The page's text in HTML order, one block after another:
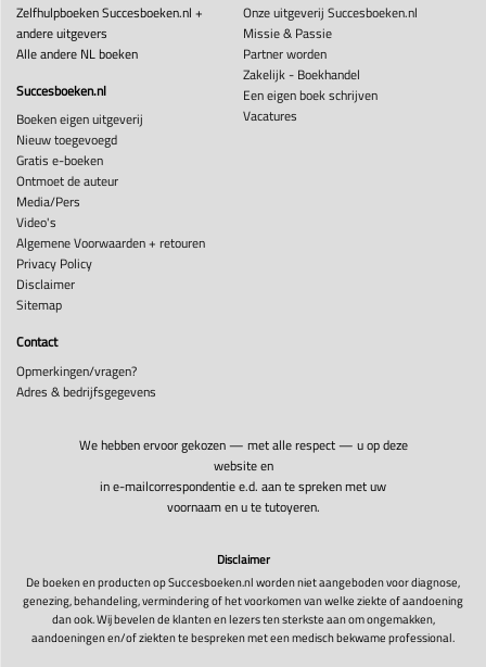
Zelfhulpboeken Succesboeken.nl +
andere uitgevers
Alle andere NL boeken
Succesboeken.nl
Boeken eigen uitgeverij
Nieuw toegevoegd
Gratis e-boeken
Ontmoet de auteur
Media/Pers
Video's
Algemene Voorwaarden + retouren
Privacy Policy
Disclaimer
Sitemap
Onze uitgeverij Succesboeken.nl
Missie & Passie
Partner worden
Zakelijk - Boekhandel
Een eigen boek schrijven
Vacatures
Contact
Opmerkingen/vragen?
Adres & bedrijfsgegevens
We hebben ervoor gekozen — met alle respect — u op deze
website en
in e-mailcorrespondentie e.d. aan te spreken met uw
voornaam en u te tutoyeren.
Disclaimer
De boeken en producten op Succesboeken.nl worden niet aangeboden voor diagnose,
genezing, behandeling, vermindering of het voorkomen van welke ziekte of aandoening
dan ook. Wij bevelen de klanten en lezers ten sterkste aan om ongemakken,
aandoeningen en/of ziekten te bespreken met een medisch bekwame professional.